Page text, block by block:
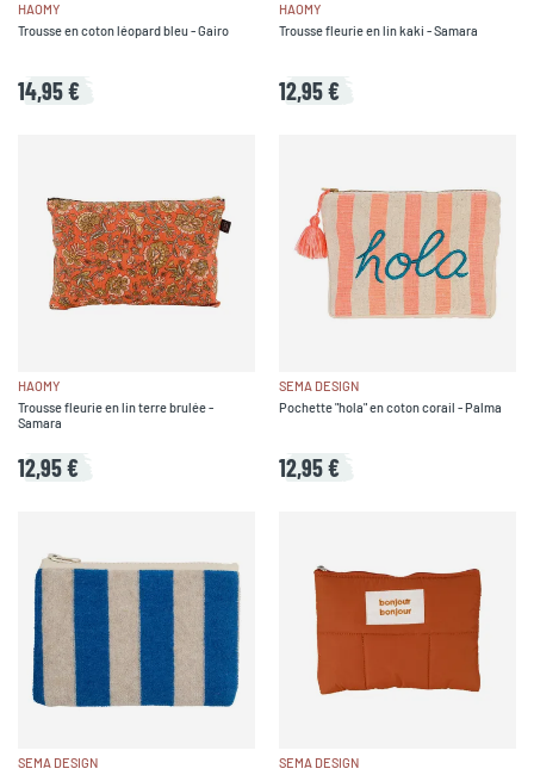
HAOMY
Trousse en coton léopard bleu - Gairo
14,95 €
HAOMY
Trousse fleurie en lin kaki - Samara
12,95 €
HAOMY
Trousse fleurie en lin terre brulée -
Samara
12,95 €
SEMA DESIGN
Pochette "hola" en coton corail - Palma
12,95 €
SEMA DESIGN
SEMA DESIGN